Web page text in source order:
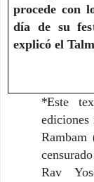
procede con
día de su
explicó el
*Este
ediciones
Rambam
Rav